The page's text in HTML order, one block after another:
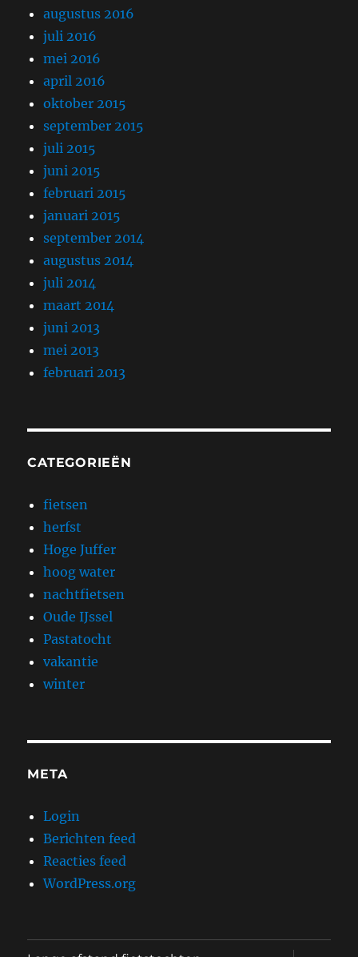
augustus 2016
juli 2016
mei 2016
april 2016
oktober 2015
september 2015
juli 2015
juni 2015
februari 2015
januari 2015
september 2014
augustus 2014
juli 2014
maart 2014
juni 2013
mei 2013
februari 2013
CATEGORIEËN
fietsen
herfst
Hoge Juffer
hoog water
nachtfietsen
Oude IJssel
Pastatocht
vakantie
winter
META
Login
Berichten feed
Reacties feed
WordPress.org